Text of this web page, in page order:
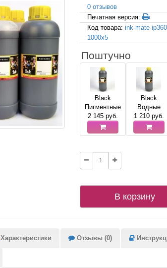
0 отзывов
Печатная версия:
Код товара: ink-mate
1000x5
Поштучно
Black
Пигментные
2 145руб.
Black
Водные
1 210руб.
В корзину
Характеристики Отзывы (0)